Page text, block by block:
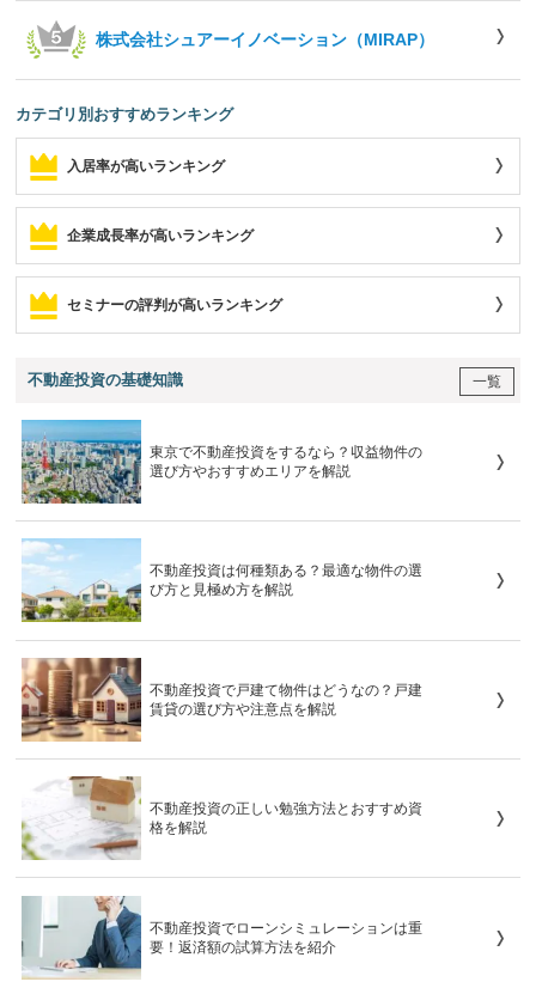
株式会社シュアーイノベーション（MIRAP）
カテゴリ別おすすめランキング
入居率が高いランキング
企業成長率が高いランキング
セミナーの評判が高いランキング
不動産投資の基礎知識 一覧
東京で不動産投資をするなら？収益物件の
選び方やおすすめエリアを解説
不動産投資は何種類ある？最適な物件の選
び方と見極め方を解説
不動産投資で戸建て物件はどうなの？戸建
賃貸の選び方や注意点を解説
不動産投資の正しい勉強方法とおすすめ資
格を解説
不動産投資でローンシミュレーションは重
要！返済額の試算方法を紹介